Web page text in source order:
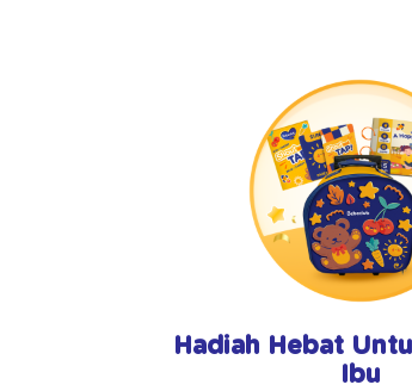
Hadiah Hebat
Ibu